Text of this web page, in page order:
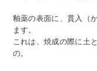
釉薬の表面に、貫入（
ます。
これは、焼成の際に土
の。